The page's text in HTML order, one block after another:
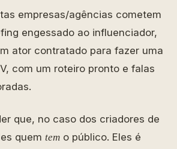
empresas/agências cometem
engessado ao influenciador,
ator contratado para fazer uma
com um roteiro pronto e falas
que, no caso dos criadores de
quem tem o público. Eles é